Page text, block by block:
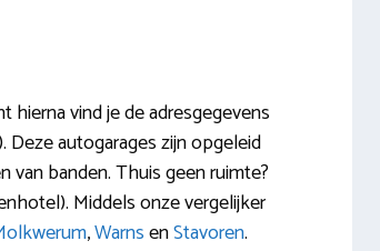
hierna vind je de adresgegevens
). Deze autogarages zijn opgeleid
van banden. Thuis geen ruimte?
Middels onze vergelijker
,WarnsenStavoren.